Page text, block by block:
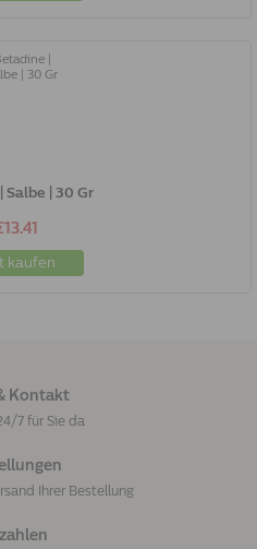
Salbe | 30 Gr
kaufen
Kontakt
7 für Sie da
Ihrer Bestellung